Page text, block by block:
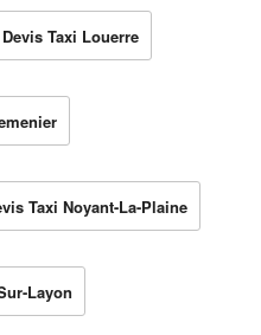
Devis Taxi Louerre
Taxi Noyant-La-Plaine
Layon